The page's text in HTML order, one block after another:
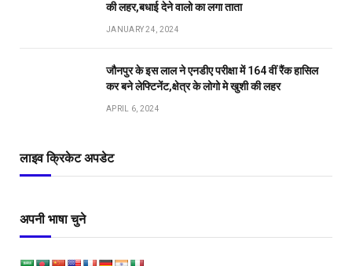
की लहर,बधाई देने वालो का लगा ताता
JANUARY 24, 2024
जौनपुर के इस लाल ने एनडीए परीक्षा में 164 वीं रैंक हासिल
कर बने लेफ्टिनेंट,क्षेत्र के लोगो मे खुशी की लहर
APRIL 6, 2024
लाइव क्रिकेट अपडेट
अपनी भाषा चुने